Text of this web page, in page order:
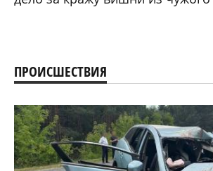
ПРОИСШЕСТВИЯ